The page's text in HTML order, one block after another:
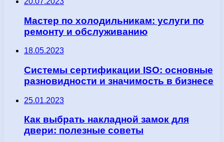
Мастер по холодильникам: услуги по
ремонту и обслуживанию
18.05.2023
Системы сертификации ISO: основные
разновидности и значимость в бизнесе
25.01.2023
Как выбрать накладной замок для
двери: полезные советы